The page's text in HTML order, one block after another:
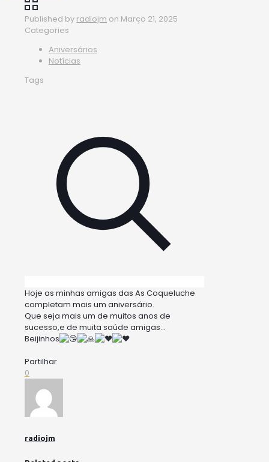
Published by radiojm on Março 21, 2025
Categories
Aniversários
Notícias
Tags
Hoje as minhas amigas das As Coqueluche
completam mais um aniversário.
Que seja mais um de muitos anos de
sucesso,e de muita saúde amigas…
Beijinhos
Partilhar
0
radiojm